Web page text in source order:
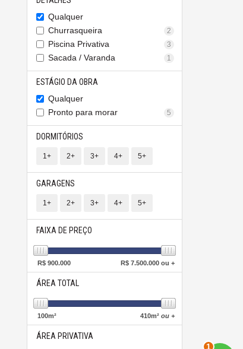
Qualquer
Churrasqueira
2
Piscina Privativa 3
Sacada / Varanda 1
ESTÁGIO DA OBRA
Qualquer
Pronto para morar
5
DORMITÓRIOS
1+ 2+ 3+ 4+ 5+
GARAGENS
1+ 2+ 3+ 4+ 5+
FAIXA DE PREÇO
R$ 900.000 R$7.500.000 ou +
ÁREA TOTAL
100m² 410m²ou +
ÁREA PRIVATIVA
2